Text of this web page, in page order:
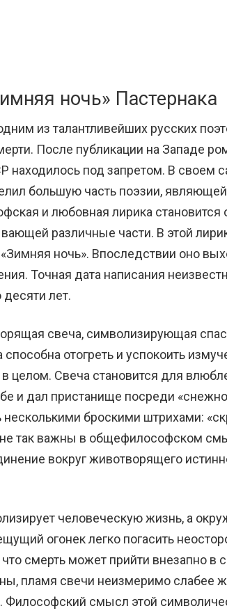
ночь» Пастернака
из талантливейших русских
После публикации на Западе
находилось под запретом. В своем
большую часть поэзии,
и любовная лирика становится
различные части. В этой
ночь». Впоследствии оно
Точная дата написания
лет.
свеча, символизирующая
отогреть и успокоить
целом. Свеча становится для
и дал пристанище посреди
броскими штрихами:
не так важны в общефилософском
вокруг животворящего
человеческую жизнь, а
огонек легко погасить
смерть может прийти внезапно в
пламя свечи неизмеримо слабее
смысл этой